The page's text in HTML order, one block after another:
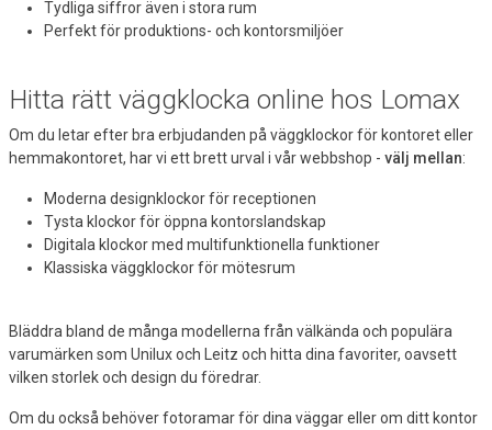
Tydliga siffror även i stora rum
Perfekt för produktions- och kontorsmiljöer
Hitta rätt väggklocka online hos Lomax
Om du letar efter bra erbjudanden på väggklockor för kontoret eller
hemmakontoret, har vi ett brett urval i vår webbshop - välj mellan:
Moderna designklockor för receptionen
Tysta klockor för öppna kontorslandskap
Digitala klockor med multifunktionella funktioner
Klassiska väggklockor för mötesrum
Bläddra bland de många modellerna från välkända och populära
varumärken som Unilux och Leitz och hitta dina favoriter, oavsett
vilken storlek och design du föredrar.
Om du också behöver fotoramar för dina väggar eller om ditt kontor